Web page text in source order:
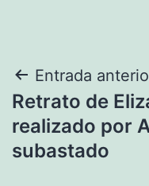
de
entradas
Entrada
Retrato de
realizado por
subastado